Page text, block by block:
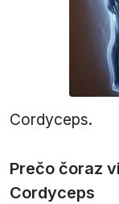
Cordyceps.
Prečo čoraz
Cordyceps